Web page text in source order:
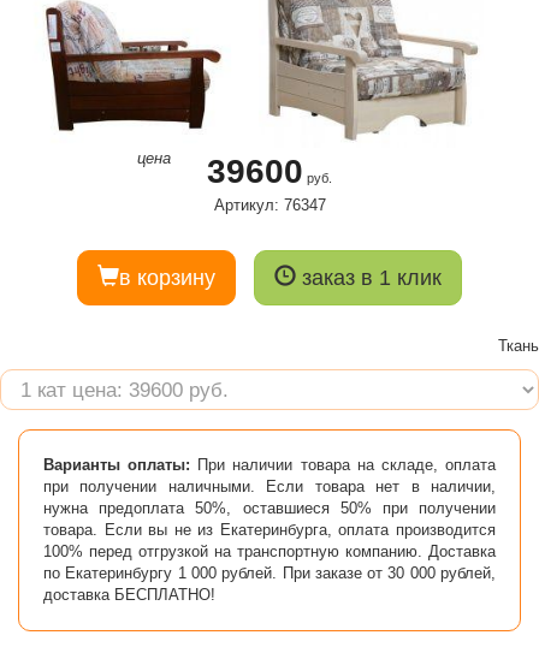
цена 39600 руб.
Артикул: 76347
в корзину заказ в 1 клик
Ткань
Варианты оплаты: При наличии товара на складе, оплата
при получении наличными. Если товара нет в наличии,
нужна предоплата 50%, оставшиеся 50% при получении
товара. Если вы не из Екатеринбурга, оплата производится
100% перед отгрузкой на транспортную компанию. Доставка
по Екатеринбургу 1 000 рублей. При заказе от 30 000 рублей,
доставка БЕСПЛАТНО!